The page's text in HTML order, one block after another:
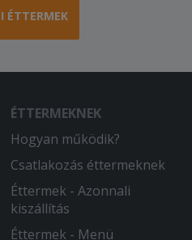
ÉTTERMEK
ÉTTERMEKNEK
Hogyan működik?
Csatlakozás éttermeknek
Éttermek - Azonnali
kiszállítás
Éttermek - Menü